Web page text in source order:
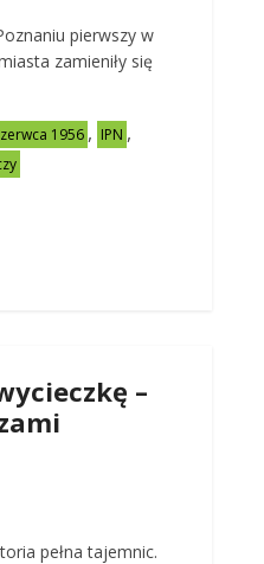
pierwszy w
zamieniły się
1956 , IPN ,
–
pełna tajemnic.